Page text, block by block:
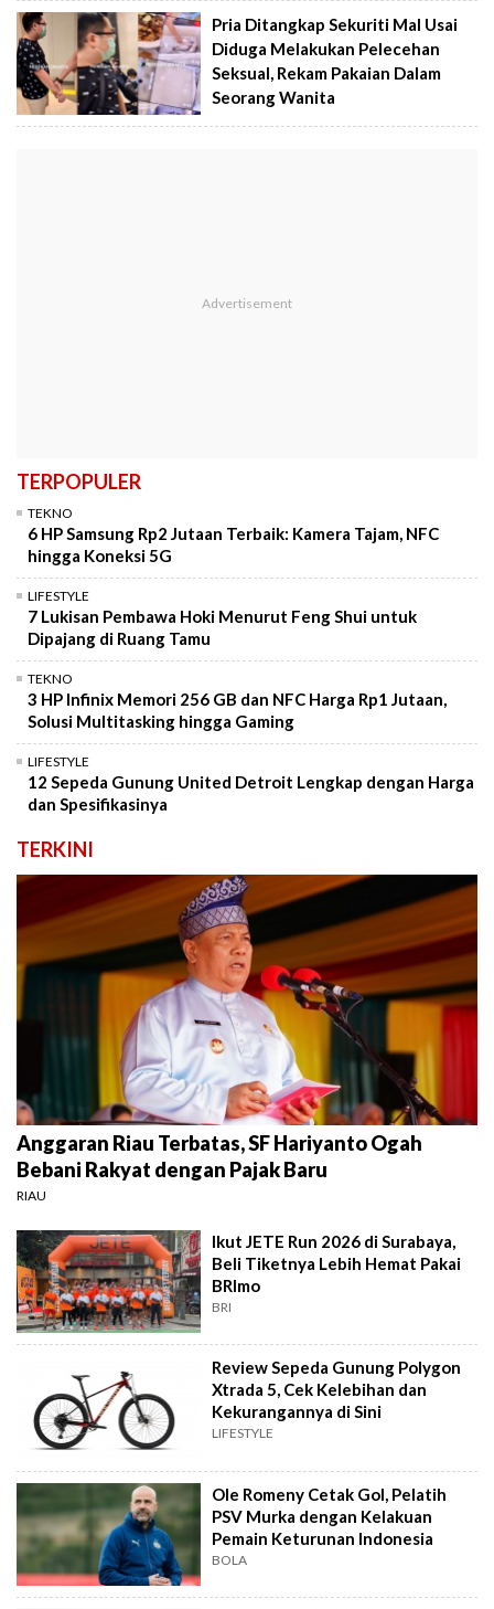
Pria Ditangkap Sekuriti Mal Usai
Diduga Melakukan Pelecehan
Seksual, Rekam Pakaian Dalam
Seorang Wanita
TERPOPULER
TEKNO
6 HP Samsung Rp2 Jutaan Terbaik: Kamera Tajam, NFC
hingga Koneksi 5G
LIFESTYLE
7 Lukisan Pembawa Hoki Menurut Feng Shui untuk
Dipajang di Ruang Tamu
TEKNO
3 HP Infinix Memori 256 GB dan NFC Harga Rp1 Jutaan,
Solusi Multitasking hingga Gaming
LIFESTYLE
12 Sepeda Gunung United Detroit Lengkap dengan Harga
dan Spesifikasinya
TERKINI
Anggaran Riau Terbatas, SF Hariyanto Ogah
Bebani Rakyat dengan Pajak Baru
RIAU
Ikut JETE Run 2026 di Surabaya,
Beli Tiketnya Lebih Hemat Pakai
BRImo
BRI
Review Sepeda Gunung Polygon
Xtrada 5, Cek Kelebihan dan
Kekurangannya di Sini
LIFESTYLE
Ole Romeny Cetak Gol, Pelatih
PSV Murka dengan Kelakuan
Pemain Keturunan Indonesia
BOLA